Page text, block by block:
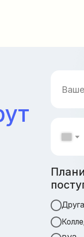
Планирует ли
поступать в
Другая школа
Пока не поступаем